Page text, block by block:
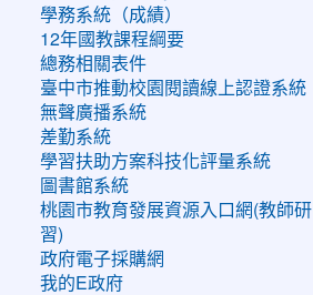
學務系統（成績）
12年國教課程綱要
總務相關表件
臺中市推動校園閱讀線上認證系統
無聲廣播系統
差勤系統
學習扶助方案科技化評量系統
圖書館系統
桃園市教育發展資源入口網(教師研
習)
政府電子採購網
我的E政府